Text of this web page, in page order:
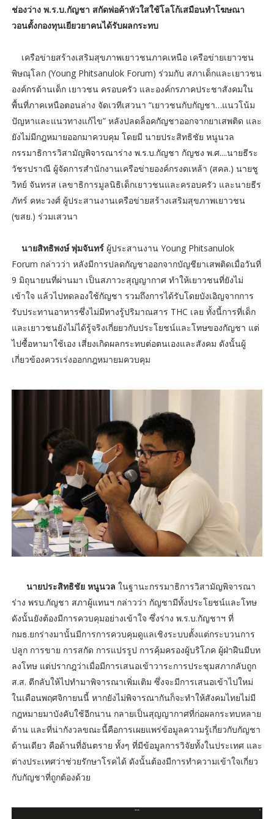
ช่องว่าง พ.ร.บ.กัญชา สกัดพ่อค้าหัวใสใช้โลโก้เสมือนทำโฆษณา
วอนตั้งกองทุนเยียวยาคนได้รับผลกระทบ
เครือข่ายสร้างเสริมสุขภาพเยาวชนภาคเหนือ เครือข่ายเยาวชน
พิษณุโลก (Young Phitsanulok Forum) ร่วมกับ สภาเด็กและเยาวชน
องค์กรด้านเด็ก เยาวชน ครอบครัว และองค์กรภาคประชาสังคมใน
พื้นที่ภาคเหนือตอนล่าง จัดเวทีเสวนา “เยาวชนกับกัญชา…แนวโน้ม
ปัญหาและแนวทางแก้ไข” หลังปลดล็อคกัญชาออกจากยาเสพติด และ
ยังไม่มีกฎหมายออกมาควบคุม โดยมี นายประสิทธิชัย หนูนวล
กรรมาธิการวิสามัญพิจารณาร่าง พ.ร.บ.กัญชา กัญชง พ.ศ....นายธีระ
วัชรปราณี ผู้จัดการสำนักงานเครือข่ายองค์กรงดเหล้า (สคล.) นายชู
วิทย์ จันทรส เลขาธิการมูลนิธิเด็กเยาวชนและครอบครัว และนายธีร
ภัทร์ คหะวงศ์ ผู้ประสานงานเครือข่ายสร้างเสริมสุขภาพเยาวชน
(ขสย.) ร่วมเสวนา
นายสิทธิพงษ์ พุ่มจันทร์ผู้ประสานงาน Young Phitsanulok
Forum กล่าวว่า หลังมีการปลดกัญชาออกจากบัญชียาเสพติดเมื่อวันที่
9 มิถุนายนที่ผ่านมา เป็นสภาวะสุญญากาศ ทำให้เยาวชนที่ยังไม่
เข้าใจ แล้วไปทดลองใช้กัญชา รวมถึงการได้รับโดยบังเอิญจากการ
รับประทานอาหารซึ่งไม่มีทางรู้ปริมาณสาร THC เลย ทั้งนี้การที่เด็ก
และเยาวชนยังไม่ได้รู้จริงเกี่ยยวกับประโยชน์และโทษของกัญชา แต่
ไปซื้อหามาใช้เอง เสี่ยงเกิดผลกระทบต่อตนเองและสังคม ดังนั้นผู้
เกี่ยวข้องควรเร่งออกกฎหมายมควบคุม
นายประสิทธิชัย หนูนวล ในฐานะกรรมาธิการวิสามัญพิจารณา
ร่าง พรบ.กัญชา สภาผู้แทนฯ กล่าวว่า กัญชามีทั้งประโยชน์และโทษ
ดังนั้นยังต้องมีการควบคุมอย่างเข้าใจ ซึ่งร่าง พ.ร.บ.กัญชาฯ ที่
กมธ.ยกร่างมานั้นมีการการควบคุมดูแลเชิงระบบตั้งแต่กระบวนการ
ปลูก การขาย การสกัด การแปรรูป การคุ้มครองผู้บริโภค ผู้ฝ่าฝืนมีบท
ลงโทษ แต่ปรากฎว่าเมื่อมีการเสนอเข้าวาระการประชุมสภากลับถูก
ส.ส. ตีกลับให้ไปทำมาพิจารณาเพิ่มเติม ซึ่งจะมีการเสนอเข้าไปใหม่
ในเดือนพฤศจิกายนนี้ หากยังไม่พิจารณากันก็จะทำให้สังคมไทยไม่มี
กฎหมายมาบังคับใช้อีกนาน กลายเป็นสุญญากาศที่ก่อผลกระทบหลาย
ด้าน และที่น่ากังวลขณะนี้คือการเผยแพร่ข้อมูลความรู้เกี่ยวกับกัญชา
ด้านเดียว คือด้านที่อันตราย ทั้งๆ ที่มีข้อมูลการวิจัยทั้งในประเทศ และ
ต่างประเทศว่าช่วยรักษาโรคได้ ดังนั้นต้องมีการทำความเข้าใจเกี่ยว
กับกัญชาที่ถูกต้องด้วย